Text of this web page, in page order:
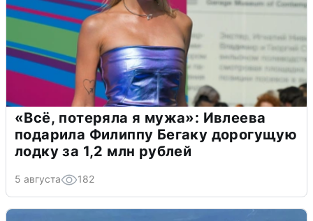
«Всё, потеряла я мужа»: Ивлеева
подарила Филиппу Бегаку дорогущую
лодку за 1,2 млн рублей
5 августа 182